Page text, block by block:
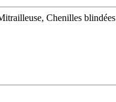
Chenilles blindées